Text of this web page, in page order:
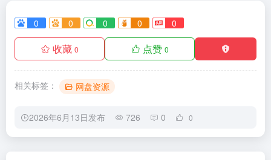
0 0 0 0 0
收藏 0 点赞 0
相关标签： 网盘资源
2026年6月13日发布 726 0 0